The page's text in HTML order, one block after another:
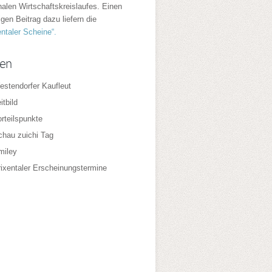
Wirtschaftskreislaufes. Einen
Beitrag dazu liefern die
Scheine“.
Kaufleut
zuichi Tag
Erscheinungstermine